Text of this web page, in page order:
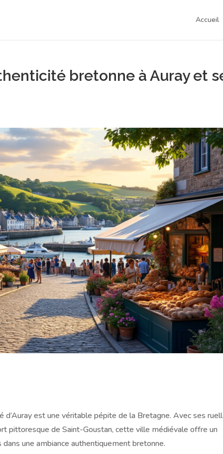
Accueil
bretonne à Auray et
d’Auray est une véritable pépite de la Bretagne. Avec ses
pittoresque de Saint-Goustan, cette ville médiévale offre un
une ambiance authentiquement bretonne.